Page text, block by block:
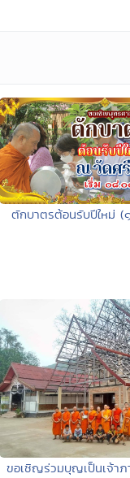
ตักบาตรต้อนรับปีใหม่
ขอเชิญร่วมบุญเป็นเจ้า